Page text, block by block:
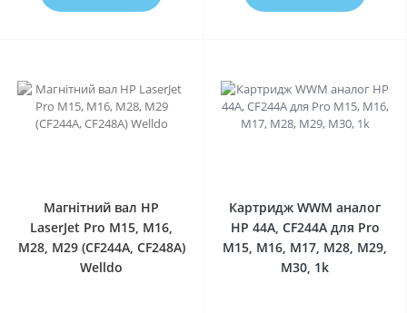
Магнітний вал HP
LaserJet Pro M15, M16,
M28, M29 (CF244A, CF248A)
Welldo
Картридж WWM аналог
HP 44A, CF244A для Pro
M15, M16, M17, M28, M29,
M30, 1k